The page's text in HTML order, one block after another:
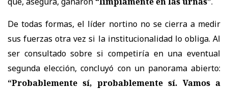
De todas formas, el líder nortino no se cierra a medir
sus fuerzas otra vez si la institucionalidad lo obliga. Al
ser consultado sobre si competiría en una eventual
segunda elección, concluyó con un panorama abierto:
“Probablemente sí, probablemente sí. Vamos a